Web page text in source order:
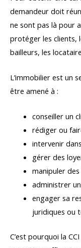
demandeur doit
ne sont pas là pour
protéger les clients,
bailleurs, les
L’immobilier est un
être amené à :
conseiller un
rédiger ou
intervenir
gérer des
manipuler
administrer
engager sa
juridiques ou
C’est pourquoi la